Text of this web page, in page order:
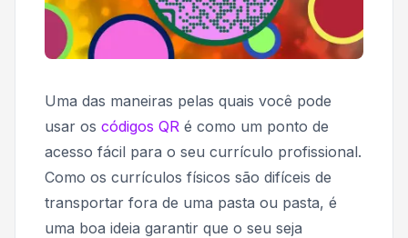
Uma das maneiras pelas quais você pode
usar os códigos QR é como um ponto de
acesso fácil para o seu currículo profissional.
Como os currículos físicos são difíceis de
transportar fora de uma pasta ou pasta, é
uma boa ideia garantir que o seu seja